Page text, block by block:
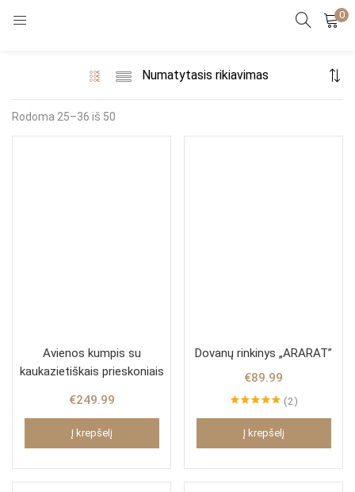
0
REGISTRUOTIS
Įveskite vartotojo vardą ir slaptažodį.
Rodoma 25–36 iš 50
Avienos kumpis su
kaukazietiškais prieskoniais
€249.99
Į krepšelį
Dovanų rinkinys „ARARAT”
€89.99
2
Į krepšelį